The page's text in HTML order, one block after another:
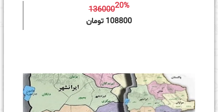
13600020%
108800 تومان